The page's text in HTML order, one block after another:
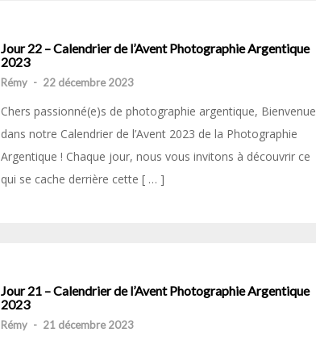
Jour 22 – Calendrier de l’Avent Photographie Argentique
2023
Rémy - 22 décembre 2023
Chers passionné(e)s de photographie argentique, Bienvenue
dans notre Calendrier de l’Avent 2023 de la Photographie
Argentique ! Chaque jour, nous vous invitons à découvrir ce
qui se cache derrière cette [ … ]
Jour 21 – Calendrier de l’Avent Photographie Argentique
2023
Rémy - 21 décembre 2023